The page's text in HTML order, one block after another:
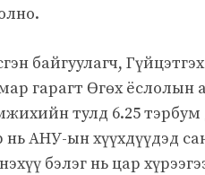
байгуулагч,
гарагт Өгөх
тулд 6.25
АНУ-ын хүүхдүүдэд
бэлэг нь цар